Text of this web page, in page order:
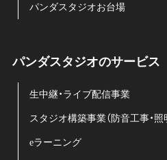
パンダスタジオお台場
パンダスタジオのサービス
生中継・ライブ配信事業
スタジオ構築事業（防音工事・照
eラーニング